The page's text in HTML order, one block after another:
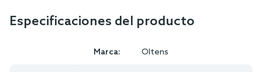
Especificaciones del producto
Marca: Oltens